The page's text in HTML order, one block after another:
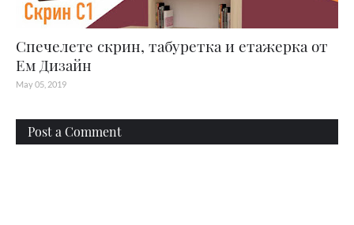
Спечелете скрин, табуретка и етажерка от
Ем Дизайн
May 05, 2019
Post a Comment